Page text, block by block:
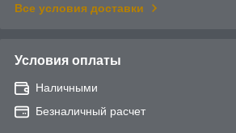
Все условия доставки
Условия оплаты
Наличными
Безналичный расчет